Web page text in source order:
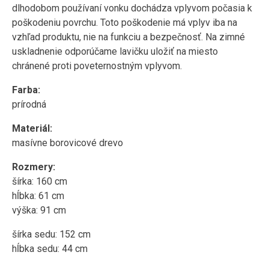
dlhodobom používaní vonku dochádza vplyvom počasia k
poškodeniu povrchu. Toto poškodenie má vplyv iba na
vzhľad produktu, nie na funkciu a bezpečnosť. Na zimné
uskladnenie odporúčame lavičku uložiť na miesto
chránené proti poveternostným vplyvom.
Farba:
prírodná
Materiál:
masívne borovicové drevo
Rozmery:
šírka: 160 cm
hĺbka: 61 cm
výška: 91 cm
šírka sedu: 152 cm
hĺbka sedu: 44 cm